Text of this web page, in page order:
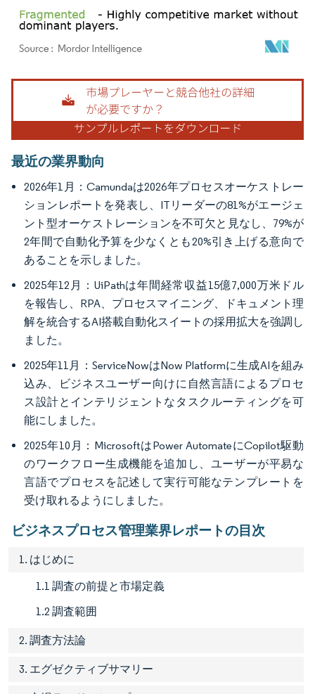
画像 © Mordor Intelligence。再利用にはCC BY 4.0の表示が必要です。
最近の業界動向
2026年1月：Camundaは2026年プロセスオーケストレー
ションレポートを発表し、ITリーダーの81%がエージェ
ント型オーケストレーションを不可欠と見なし、79%が
2年間で自動化予算を少なくとも20%引き上げる意向で
あることを示しました。
2025年12月：UiPathは年間経常収益15億7,000万米ドル
を報告し、RPA、プロセスマイニング、ドキュメント理
解を統合するAI搭載自動化スイートの採用拡大を強調し
ました。
2025年11月：ServiceNowはNow Platformに生成AIを組み
込み、ビジネスユーザー向けに自然言語によるプロセ
ス設計とインテリジェントなタスクルーティングを可
能にしました。
2025年10月：MicrosoftはPower AutomateにCopilot駆動
のワークフロー生成機能を追加し、ユーザーが平易な
言語でプロセスを記述して実行可能なテンプレートを
受け取れるようにしました。
ビジネスプロセス管理業界レポートの目次
1. はじめに
1.1 調査の前提と市場定義
1.2 調査範囲
2. 調査方法論
3. エグゼクティブサマリー